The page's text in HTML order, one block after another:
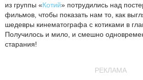
из группы «Котий» потрудились над
фильмов, чтобы показать нам то, как
шедевры кинематографа с котиками в
Получилось и мило, и смешно
старания!
РЕКЛАМА